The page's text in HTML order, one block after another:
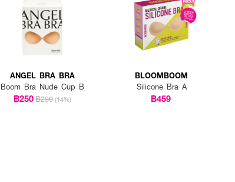
ANGEL BRA BRA
Boom Bra Nude Cup B
฿250฿290 (14%)
BLOOMBOOM
Silicone Bra A
฿459